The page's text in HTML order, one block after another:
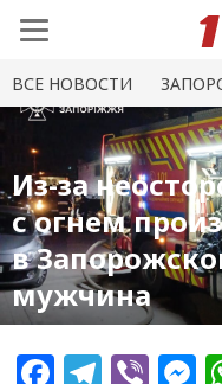
ВСЕ НОВОСТИ
Из-за
с огнем
в
мужчина